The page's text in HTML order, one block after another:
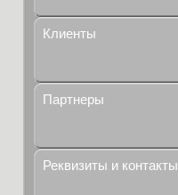
Клиенты
Партнеры
Реквизиты и контакты